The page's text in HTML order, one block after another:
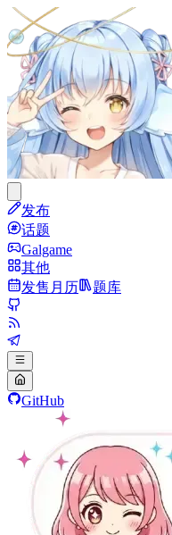
发布
话题
Galgame
其他
发售月历
题库
GitHub